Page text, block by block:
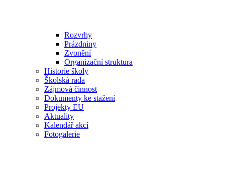
Rozvrhy
Prázdniny
Zvonění
Organizační struktura
Historie školy
Školská rada
Zájmová činnost
Dokumenty ke stažení
Projekty EU
Aktuality
Kalendář akcí
Fotogalerie